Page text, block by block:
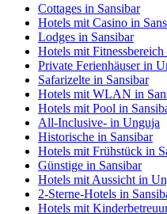
Cottages in Sansibar
Hotels mit Casino in
Lodges in Sansibar
Hotels mit
Private Ferienhäuser in
Safarizelte in Sansibar
Hotels mit WLAN in
Hotels mit Pool in
All-Inclusive- in Unguja
Historische in Sansibar
Hotels mit Frühstück in
Günstige in Sansibar
Hotels mit Aussicht in
2-Sterne-Hotels in
Hotels mit